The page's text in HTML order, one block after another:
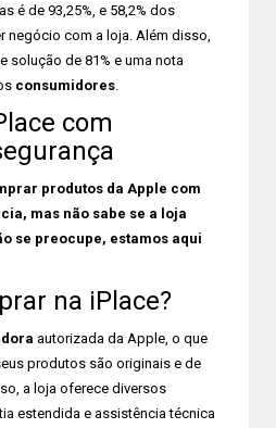
é de 93,25%, e 58,2% dos
negócio com a loja. Além disso,
solução de 81% e uma nota
consumidores
com
produtos da Apple com
mas não sabe se a loja
se preocupe, estamos aqui
na iPlace?
autorizada da Apple, o que
produtos são originais e de
a loja oferece diversos
estendida e assistência técnica